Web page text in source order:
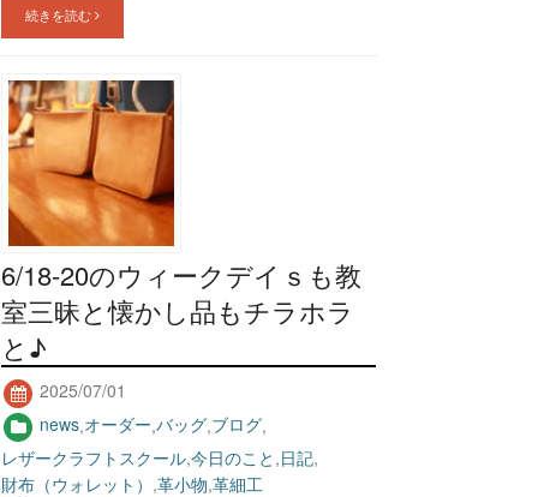
続きを読む
6/18-20のウィークデイｓも教
室三昧と懐かし品もチラホラ
と♪
2025/07/01
news,オーダー,バッグ,ブログ,
レザークラフトスクール,今日のこと ,日記,
財布（ウォレット） ,革小物,革細工